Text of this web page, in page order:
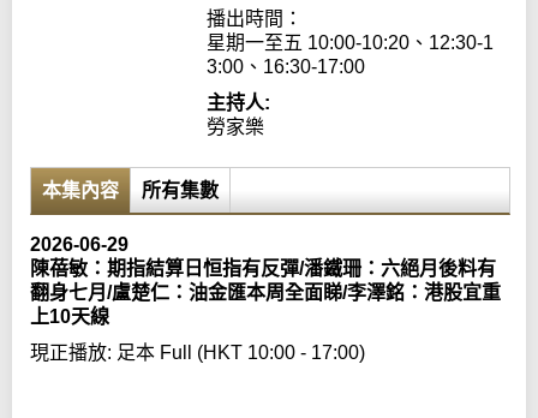
播出時間：
星期一至五 10:00-10:20、12:30-1
3:00、16:30-17:00
主持人:
勞家樂
本集內容 所有集數
2026-06-29
陳蓓敏：期指結算日恒指有反彈/潘鐵珊：六絕月後料有
翻身七月/盧楚仁：油金匯本周全面睇/李澤銘：港股宜重
上10天線
現正播放: 足本 Full (HKT 10:00 - 17:00)